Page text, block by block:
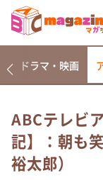
なるみ・岡
相席食堂
ドラマ・映画
ABCテレビ
記】：朝も
裕太郎）